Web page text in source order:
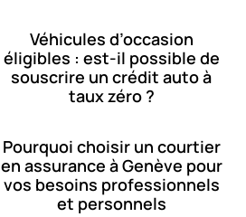
Véhicules d’occasion
éligibles : est-il possible de
souscrire un crédit auto à
taux zéro ?
Pourquoi choisir un courtier
en assurance à Genève pour
vos besoins professionnels
et personnels